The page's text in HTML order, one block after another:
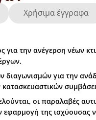
Χρήσιμα έγγραφα
την ανέγερση νέων
διαγωνισμών για την
οι παραλαβές
της ισχύουσας